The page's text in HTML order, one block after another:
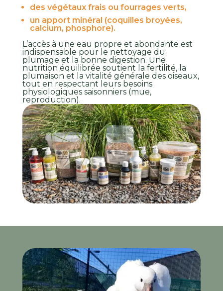
des végétaux frais ou fourrages verts,
un apport minéral (coquilles broyées,
calcium, phosphore).
L’accès à une eau propre et abondante est
indispensable pour le nettoyage du
plumage et la bonne digestion. Une
nutrition équilibrée soutient la fertilité, la
plumaison et la vitalité générale des oiseaux,
tout en respectant leurs besoins
physiologiques saisonniers (mue,
reproduction).